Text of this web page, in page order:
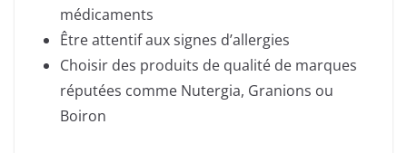
médicaments
Être attentif aux signes d’allergies
Choisir des produits de qualité de marques
réputées comme Nutergia, Granions ou
Boiron